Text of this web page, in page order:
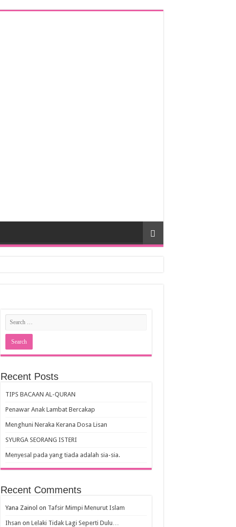
Recent Posts
TIPS BACAAN AL-QURAN
Penawar Anak Lambat Bercakap
Menghuni Neraka Kerana Dosa Lisan
SYURGA SEORANG ISTERI
Menyesal pada yang tiada adalah sia-sia.
Recent Comments
Yana Zainol on Tafsir Mimpi Menurut Islam
Ihsan on Lelaki Tidak Lagi Seperti Dulu…